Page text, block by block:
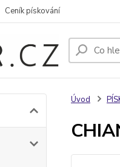
Ceník pískování
Úvod